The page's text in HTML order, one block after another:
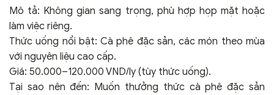
Mô tả: Không gian sang trọng, phù hợp họp mặt hoặc
làm việc riêng.
Thức uống nổi bật: Cà phê đặc sản, các món theo mùa
với nguyên liệu cao cấp.
Giá: 50.000–120.000 VND/ly (tùy thức uống).
Tại sao nên đến: Muốn thưởng thức cà phê đặc sản